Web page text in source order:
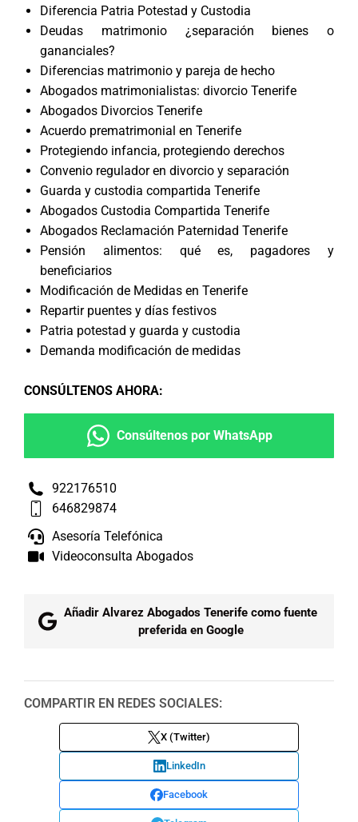
Diferencia Patria Potestad y Custodia
Deudas matrimonio ¿separación bienes o
gananciales?
Diferencias matrimonio y pareja de hecho
Abogados matrimonialistas: divorcio Tenerife
Abogados Divorcios Tenerife
Acuerdo prematrimonial en Tenerife
Protegiendo infancia, protegiendo derechos
Convenio regulador en divorcio y separación
Guarda y custodia compartida Tenerife
Abogados Custodia Compartida Tenerife
Abogados Reclamación Paternidad Tenerife
Pensión alimentos: qué es, pagadores y
beneficiarios
Modificación de Medidas en Tenerife
Repartir puentes y días festivos
Patria potestad y guarda y custodia
Demanda modificación de medidas
CONSÚLTENOS AHORA:
Consúltenos por WhatsApp
922176510
646829874
Asesoría Telefónica
Videoconsulta Abogados
Añadir Alvarez Abogados Tenerife como fuente
preferida en Google
COMPARTIR EN REDES SOCIALES:
X (Twitter)
LinkedIn
Facebook